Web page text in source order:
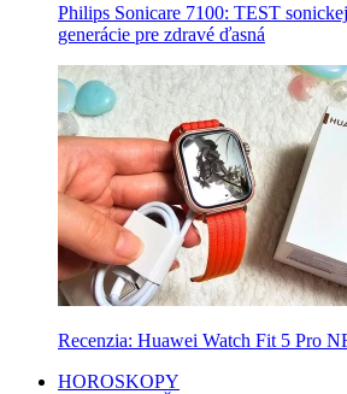
Philips Sonicare 7100: TEST
generácie pre zdravé ďasná
Recenzia: Huawei Watch Fit 5 Pro
HOROSKOPY